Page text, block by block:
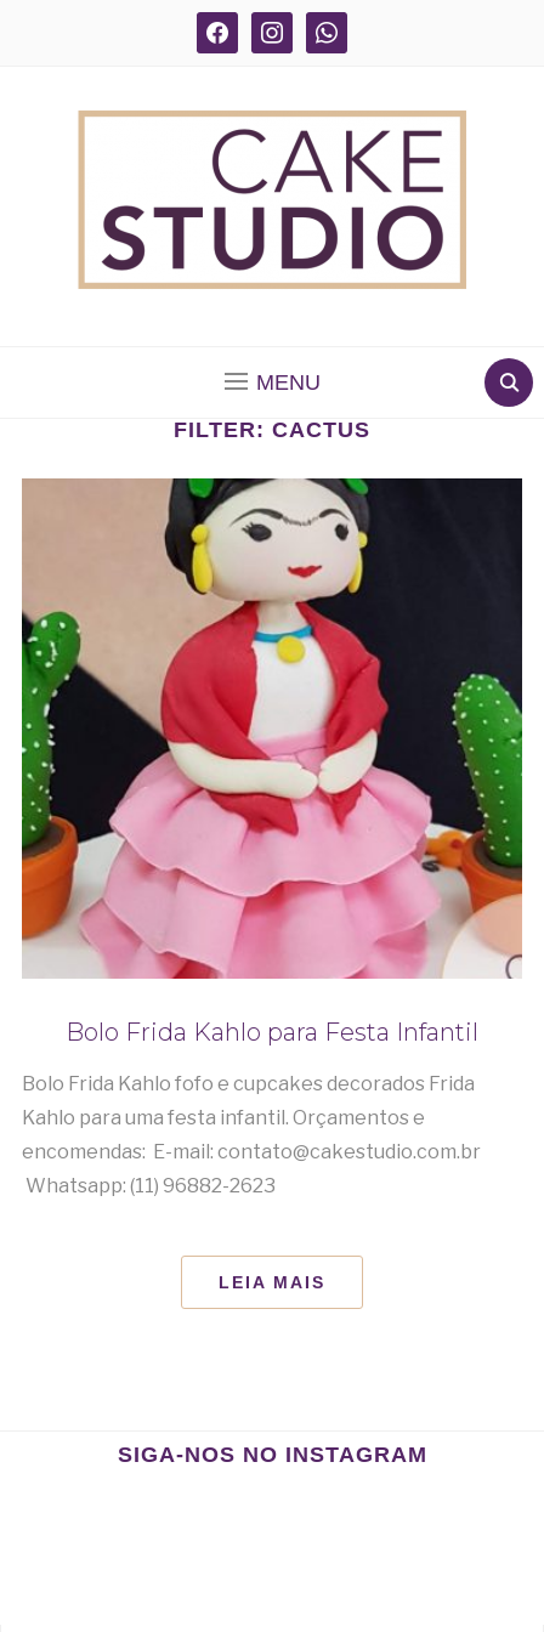
facebook instagram whatsapp
MENU
FILTER: CACTUS
Bolo Frida Kahlo para Festa Infantil
Bolo Frida Kahlo fofo e cupcakes decorados Frida
Kahlo para uma festa infantil. Orçamentos e
encomendas: E-mail: contato@cakestudio.com.br
Whatsapp: (11) 96882-2623
LEIA MAIS
SIGA-NOS NO INSTAGRAM